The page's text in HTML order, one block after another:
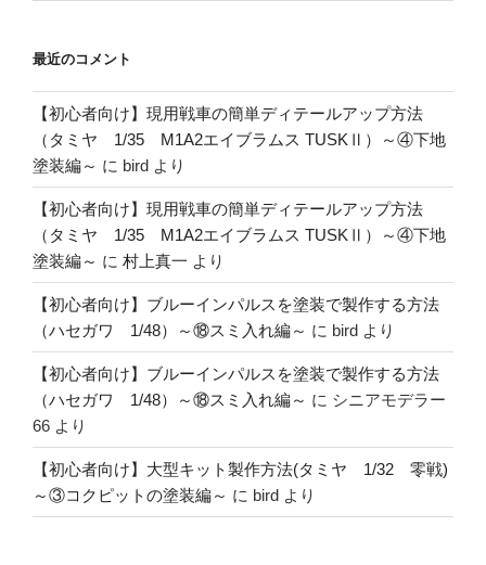
最近のコメント
【初心者向け】現用戦車の簡単ディテールアップ方法
（タミヤ 1/35 M1A2エイブラムス TUSKⅡ）～④下地
塗装編～ に bird より
【初心者向け】現用戦車の簡単ディテールアップ方法
（タミヤ 1/35 M1A2エイブラムス TUSKⅡ）～④下地
塗装編～ に 村上真一 より
【初心者向け】ブルーインパルスを塗装で製作する方法
（ハセガワ 1/48）～⑱スミ入れ編～ に bird より
【初心者向け】ブルーインパルスを塗装で製作する方法
（ハセガワ 1/48）～⑱スミ入れ編～ に シニアモデラー
66 より
【初心者向け】大型キット製作方法(タミヤ 1/32 零戦)
～③コクピットの塗装編～ に bird より